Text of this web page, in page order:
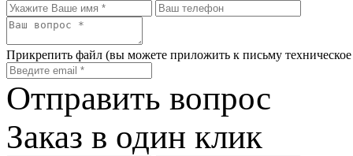
Прикрепить файл (вы можете приложить к письму
Отправить вопрос
Заказ в один клик